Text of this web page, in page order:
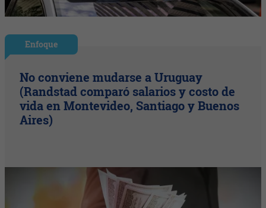
Enfoque
No conviene mudarse a Uruguay
(Randstad comparó salarios y costo de
vida en Montevideo, Santiago y Buenos
Aires)